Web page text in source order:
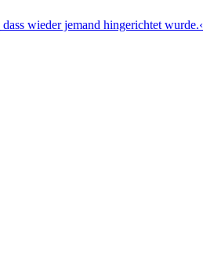
wieder jemand hingerichtet wurde.‹